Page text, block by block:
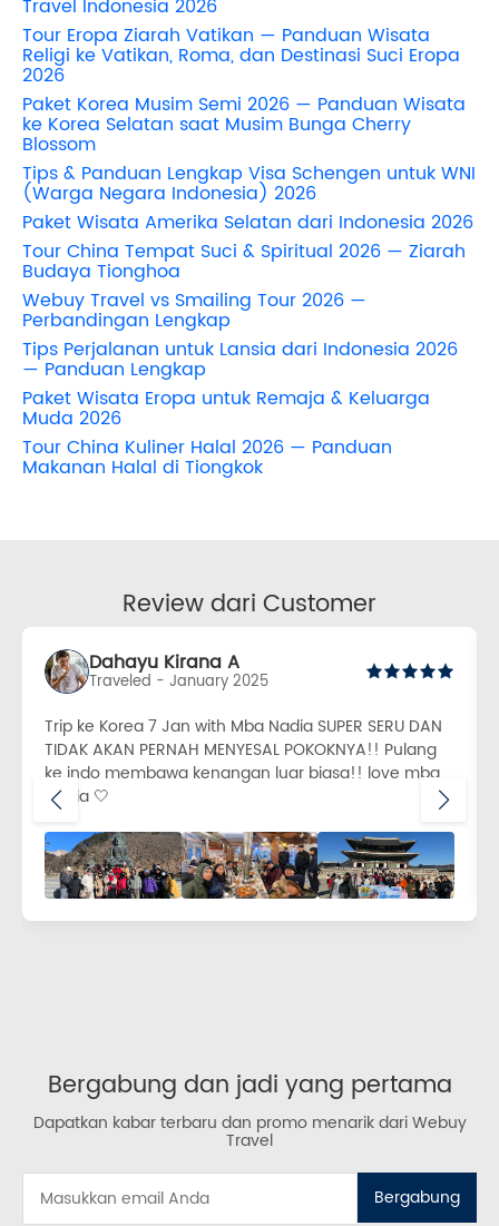
Travel Indonesia 2026
Tour Eropa Ziarah Vatikan — Panduan Wisata
Religi ke Vatikan, Roma, dan Destinasi Suci Eropa
2026
Paket Korea Musim Semi 2026 — Panduan Wisata
ke Korea Selatan saat Musim Bunga Cherry
Blossom
Tips & Panduan Lengkap Visa Schengen untuk WNI
(Warga Negara Indonesia) 2026
Paket Wisata Amerika Selatan dari Indonesia 2026
Tour China Tempat Suci & Spiritual 2026 — Ziarah
Budaya Tionghoa
Webuy Travel vs Smailing Tour 2026 —
Perbandingan Lengkap
Tips Perjalanan untuk Lansia dari Indonesia 2026
— Panduan Lengkap
Paket Wisata Eropa untuk Remaja & Keluarga
Muda 2026
Tour China Kuliner Halal 2026 — Panduan
Makanan Halal di Tiongkok
Review dari Customer
Dahayu Kirana A
Traveled - January 2025
Trip ke Korea 7 Jan with Mba Nadia SUPER SERU DAN
TIDAK AKAN PERNAH MENYESAL POKOKNYA!! Pulang
ke indo membawa kenangan luar biasa!! love mba
Nadia 🤍
Bergabung dan jadi yang pertama
Dapatkan kabar terbaru dan promo menarik dari Webuy
Travel
Bergabung